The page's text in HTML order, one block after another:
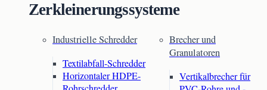
Zerkleinerungssysteme
Industrielle Schredder
Textilabfall-Schredder
Horizontaler HDPE-
Brecher und
Granulatoren
Vertikalbrecher für